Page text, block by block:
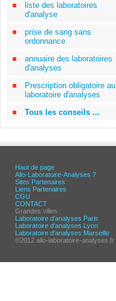
liste des laboratoires
d'analyse
prise de sang sans
ordonnance
annuaire des laboratoires
d'analyses
Prescription obligatoire au
laboratoire d'analyses
Tous les conseils ...
Haut de page
Allo-Laboratoire-Analyses ?
Sites Partenaires
Liens Partenaires
CGU
CONTACT
Grandes villes :
Laboratoire d'analyses Paris
Laboratoire d'analyses Lyon
Laboratoire d'analyses Marseille
©2012 allo-laboratoire-analyses.fr